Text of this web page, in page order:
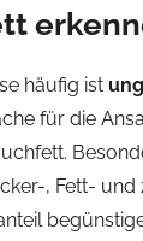
häufig ist
für die
, Fett- und